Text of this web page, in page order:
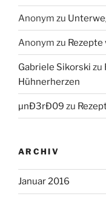
Anonym zu
Anonym zu
Gabriele Sikorski zu
Hühnerherzen
µnÐ3rÐ09 zu
ARCHIV
Januar 2016